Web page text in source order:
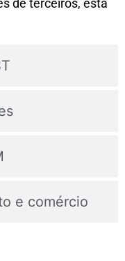
e comércio
de terceiros, está